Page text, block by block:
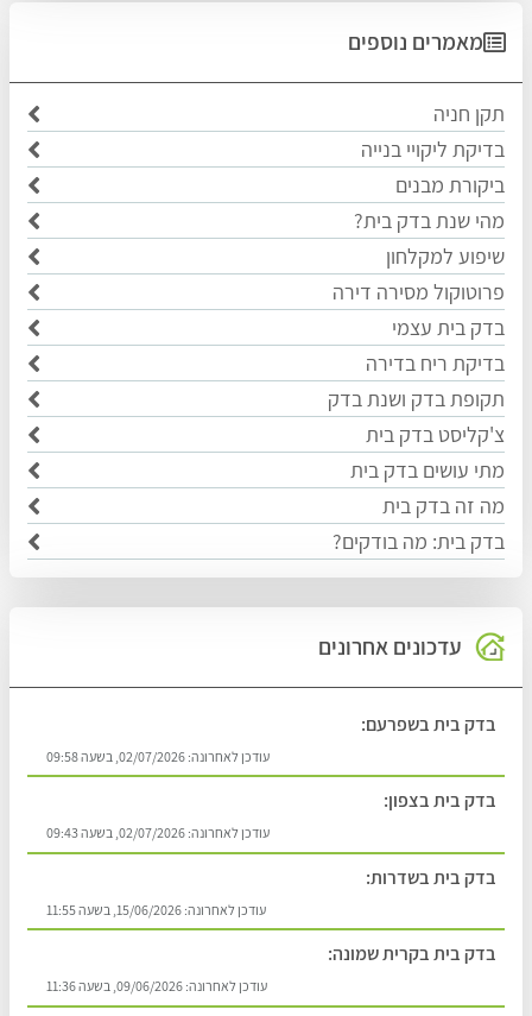
מאמרים נוספים
תקן חניה
בדיקת ליקויי בנייה
ביקורת מבנים
מהי שנת בדק בית?
שיפוע למקלחון
פרוטוקול מסירה דירה
בדק בית עצמי
בדיקת ריח בדירה
תקופת בדק ושנת בדק
צ'קליסט בדק בית
מתי עושים בדק בית
מה זה בדק בית
בדק בית: מה בודקים?
עדכונים אחרונים
בדק בית בשפרעם:
עודכן לאחרונה: 02/07/2026, בשעה 09:58
בדק בית בצפון:
עודכן לאחרונה: 02/07/2026, בשעה 09:43
בדק בית בשדרות:
עודכן לאחרונה: 15/06/2026, בשעה 11:55
בדק בית בקרית שמונה:
עודכן לאחרונה: 09/06/2026, בשעה 11:36